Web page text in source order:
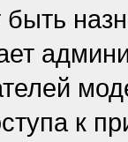
быть
к